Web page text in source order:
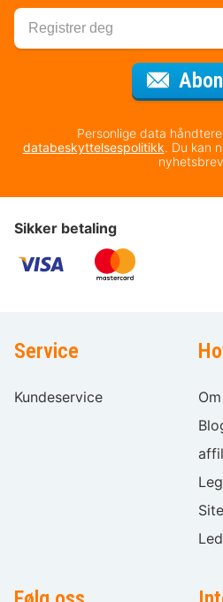
Personlige data
databeskyttelsespolitikk. Du kan
Sikker betaling
Service
Kundeservice